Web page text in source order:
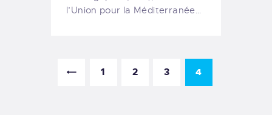
l’Union pour la Méditerranée…
1 2 3 4